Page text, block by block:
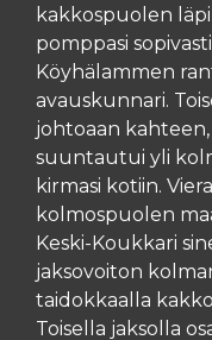
kakkospuolen
pomppasi
Köyhälammen
avauskunnari.
johtoaan
suuntautui yli
kirmasi kotiin.
kolmospuolen
Keski-Koukkari
jaksovoiton
taidokkaalla
Toisella jaksolla